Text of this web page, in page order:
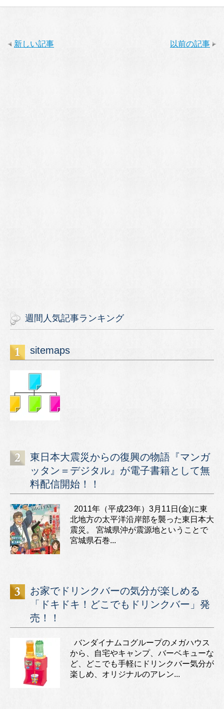
以前の記事
新しい記事
週間人気記事ランキング
sitemaps
東日本大震災からの復興の物語『マンガ
ッタン＝デジタル』が電子書籍として無
料配信開始！！
2011年（平成23年）3月11日(金)に東
北地方の太平洋沿岸部を襲った東日本大
震災。 宮城県沖が震源地ということで
宮城県石巻...
お家でドリンクバーの気分が楽しめる
「ドキドキ！どこでもドリンクバー」発
売！！
バンダイナムコグループのメガハウス
から、自宅やキャンプ、バーベキューな
ど、どこでも手軽にドリンクバー気分が
楽しめ、オリジナルのアレン...